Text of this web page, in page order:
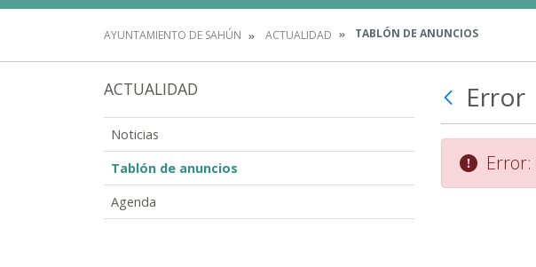
AYUNTAMIENTO DE SAHÚN ACTUALIDAD TABLÓN DE ANUNCIOS
ACTUALIDAD
Noticias
Tablón de anuncios
Agenda
Error
Error: